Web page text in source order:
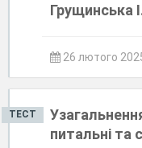
Грущинська
26 лютого
ТЕСТ
питальні та